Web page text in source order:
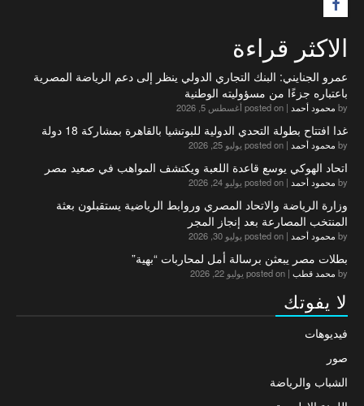
الاكثر قراءة
عمرو الجنايني: البنك التجاري الدولي ينظر إلى دعم الرياضة المصرية
باعتباره جزءًا من مسؤوليته الوطنية
by محمود أحمد | posted on أغسطس 5, 2026
غدا افتتاح بطولة التحدي الدولية للبوتشيا بالقاهرة بمشاركة 18 دولة
by محمود أحمد | posted on يوليو 25, 2026
اتحاد الهوكي يوسع قاعدة اللعبة ويكتشف المواهب في صعيد مصر
by محمود أحمد | posted on يوليو 24, 2026
وزارة الرياضة والاتحاد المصري وروابط الرياضية يستقبلون بعثة
المنتخب المصارعة بعد إنجاز المجر
by محمود أحمد | posted on يوليو 30, 2026
بطلات مصر يبعثن برسالة أمل لمحاربات “بهية”
by محمد قطب | posted on يوليو 22, 2026
لا يفوتك
فيديوهات
صور
الشباب والرياضة